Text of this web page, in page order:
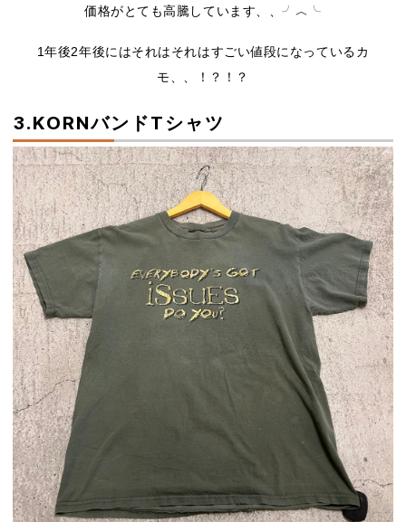
価格がとても高騰しています、、╯︿╰
1年後2年後にはそれはそれはすごい値段になっているカ
モ、、！？！？
3.KORNバンドTシャツ